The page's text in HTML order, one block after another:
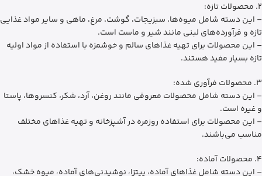
2. محصولات تازه:
– این دسته شامل میوه‌ها، سبزیجات، گوشت، مرغ، ماهی و سایر مواد غذایی
تازه و فرآورده‌های لبنی مانند شیر و ماست است.
– این محصولات برای تهیه غذاهای سالم و خوشمزه با استفاده از مواد اولیه
تازه بسیار مفید هستند.
3. محصولات فرآوری شده:
– این دسته شامل محصولات معروفی مانند روغن، آرد، شکر، کنسروها، پاستا
و غیره است.
– این محصولات برای استفاده روزمره در آشپزخانه و تهیه غذاهای مختلف
مناسب می‌باشند.
4. محصولات آماده:
– این دسته شامل غذاهای آماده، پیتزا، نوشیدنی‌های آماده، میوه خشک،